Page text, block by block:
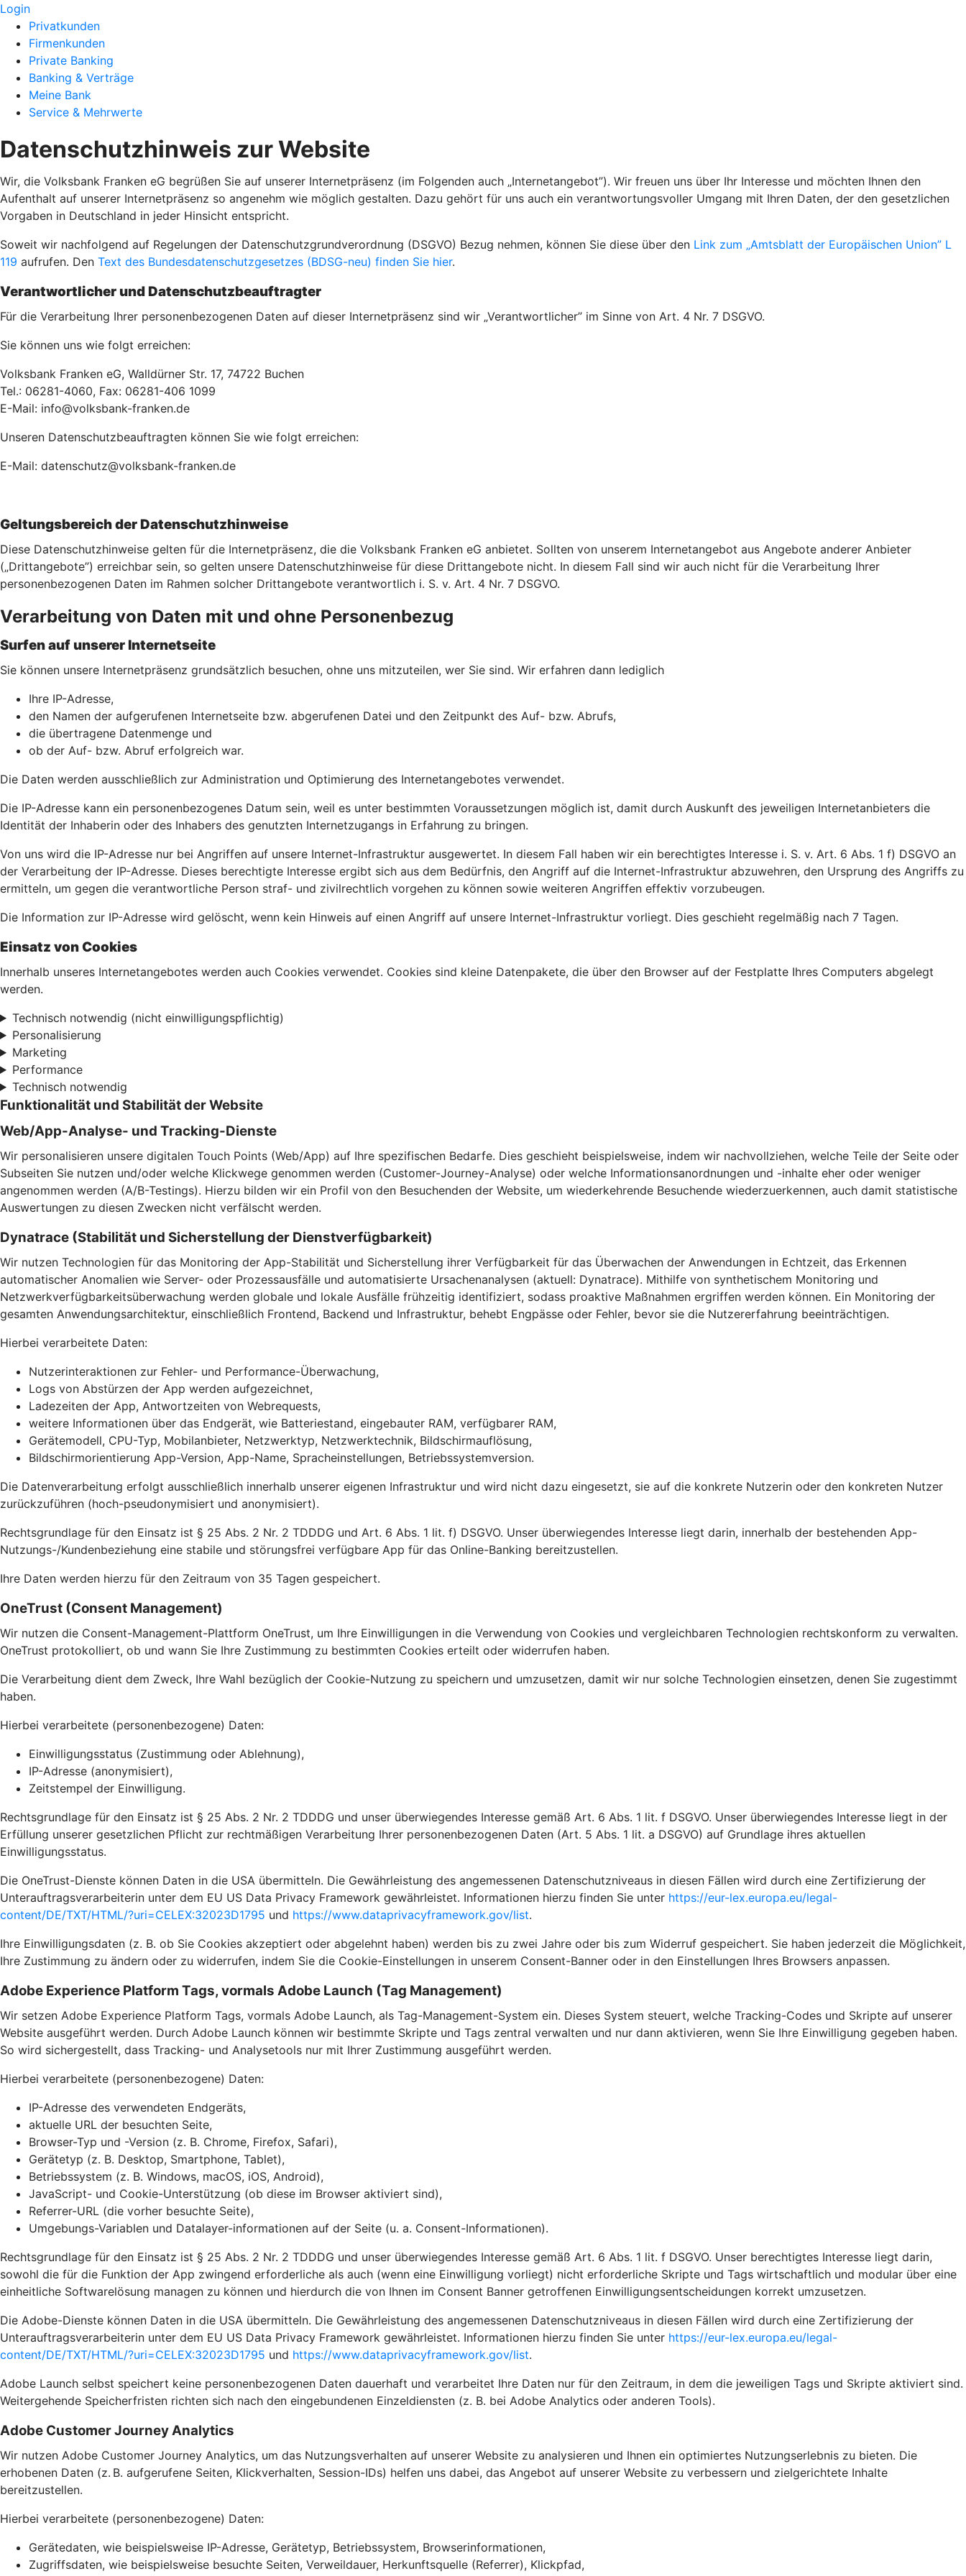
Login
Privatkunden
Firmenkunden
Private Banking
Banking & Verträge
Meine Bank
Service & Mehrwerte
Datenschutzhinweis zur Website
Wir, die Volksbank Franken eG begrüßen Sie auf unserer Internetpräsenz (im Folgenden auch „Internetangebot”). Wir freuen uns über Ihr Interesse und möchten Ihnen den
Aufenthalt auf unserer Internetpräsenz so angenehm wie möglich gestalten. Dazu gehört für uns auch ein verantwortungsvoller Umgang mit Ihren Daten, der den gesetzlichen
Vorgaben in Deutschland in jeder Hinsicht entspricht.
Soweit wir nachfolgend auf Regelungen der Datenschutzgrundverordnung (DSGVO) Bezug nehmen, können Sie diese über den Link zum „Amtsblatt der Europäischen Union” L
119 aufrufen. Den Text des Bundesdatenschutzgesetzes (BDSG-neu) finden Sie hier.
Verantwortlicher und Datenschutzbeauftragter
Für die Verarbeitung Ihrer personenbezogenen Daten auf dieser Internetpräsenz sind wir „Verantwortlicher” im Sinne von Art. 4 Nr. 7 DSGVO.
Sie können uns wie folgt erreichen:
Volksbank Franken eG, Walldürner Str. 17, 74722 Buchen
Tel.: 06281-4060, Fax: 06281-406 1099
E-Mail: info@volksbank-franken.de
Unseren Datenschutzbeauftragten können Sie wie folgt erreichen:
E-Mail: datenschutz@volksbank-franken.de
Geltungsbereich der Datenschutzhinweise
Diese Datenschutzhinweise gelten für die Internetpräsenz, die die Volksbank Franken eG anbietet. Sollten von unserem Internetangebot aus Angebote anderer Anbieter
(„Drittangebote”) erreichbar sein, so gelten unsere Datenschutzhinweise für diese Drittangebote nicht. In diesem Fall sind wir auch nicht für die Verarbeitung Ihrer
personenbezogenen Daten im Rahmen solcher Drittangebote verantwortlich i. S. v. Art. 4 Nr. 7 DSGVO.
Verarbeitung von Daten mit und ohne Personenbezug
Surfen auf unserer Internetseite
Sie können unsere Internetpräsenz grundsätzlich besuchen, ohne uns mitzuteilen, wer Sie sind. Wir erfahren dann lediglich
Ihre IP-Adresse,
den Namen der aufgerufenen Internetseite bzw. abgerufenen Datei und den Zeitpunkt des Auf- bzw. Abrufs,
die übertragene Datenmenge und
ob der Auf- bzw. Abruf erfolgreich war.
Die Daten werden ausschließlich zur Administration und Optimierung des Internetangebotes verwendet.
Die IP-Adresse kann ein personenbezogenes Datum sein, weil es unter bestimmten Voraussetzungen möglich ist, damit durch Auskunft des jeweiligen Internetanbieters die
Identität der Inhaberin oder des Inhabers des genutzten Internetzugangs in Erfahrung zu bringen.
Von uns wird die IP-Adresse nur bei Angriffen auf unsere Internet-Infrastruktur ausgewertet. In diesem Fall haben wir ein berechtigtes Interesse i. S. v. Art. 6 Abs. 1 f) DSGVO an
der Verarbeitung der IP-Adresse. Dieses berechtigte Interesse ergibt sich aus dem Bedürfnis, den Angriff auf die Internet-Infrastruktur abzuwehren, den Ursprung des Angriffs zu
ermitteln, um gegen die verantwortliche Person straf- und zivilrechtlich vorgehen zu können sowie weiteren Angriffen effektiv vorzubeugen.
Die Information zur IP-Adresse wird gelöscht, wenn kein Hinweis auf einen Angriff auf unsere Internet-Infrastruktur vorliegt. Dies geschieht regelmäßig nach 7 Tagen.
Einsatz von Cookies
Innerhalb unseres Internetangebotes werden auch Cookies verwendet. Cookies sind kleine Datenpakete, die über den Browser auf der Festplatte Ihres Computers abgelegt
werden.
Technisch notwendig (nicht einwilligungspflichtig)
Personalisierung
Marketing
Performance
Technisch notwendig
Funktionalität und Stabilität der Website
Web/App-Analyse- und Tracking-Dienste
Wir personalisieren unsere digitalen Touch Points (Web/App) auf Ihre spezifischen Bedarfe. Dies geschieht beispielsweise, indem wir nachvollziehen, welche Teile der Seite oder
Subseiten Sie nutzen und/oder welche Klickwege genommen werden (Customer-Journey-Analyse) oder welche Informationsanordnungen und -inhalte eher oder weniger
angenommen werden (A/B-Testings). Hierzu bilden wir ein Profil von den Besuchenden der Website, um wiederkehrende Besuchende wiederzuerkennen, auch damit statistische
Auswertungen zu diesen Zwecken nicht verfälscht werden.
Dynatrace (Stabilität und Sicherstellung der Dienstverfügbarkeit)
Wir nutzen Technologien für das Monitoring der App-Stabilität und Sicherstellung ihrer Verfügbarkeit für das Überwachen der Anwendungen in Echtzeit, das Erkennen
automatischer Anomalien wie Server- oder Prozessausfälle und automatisierte Ursachenanalysen (aktuell: Dynatrace). Mithilfe von synthetischem Monitoring und
Netzwerkverfügbarkeitsüberwachung werden globale und lokale Ausfälle frühzeitig identifiziert, sodass proaktive Maßnahmen ergriffen werden können. Ein Monitoring der
gesamten Anwendungsarchitektur, einschließlich Frontend, Backend und Infrastruktur, behebt Engpässe oder Fehler, bevor sie die Nutzererfahrung beeinträchtigen.
Hierbei verarbeitete Daten:
Nutzerinteraktionen zur Fehler- und Performance-Überwachung,
Logs von Abstürzen der App werden aufgezeichnet,
Ladezeiten der App, Antwortzeiten von Webrequests,
weitere Informationen über das Endgerät, wie Batteriestand, eingebauter RAM, verfügbarer RAM,
Gerätemodell, CPU-Typ, Mobilanbieter, Netzwerktyp, Netzwerktechnik, Bildschirmauflösung,
Bildschirmorientierung App-Version, App-Name, Spracheinstellungen, Betriebssystemversion.
Die Datenverarbeitung erfolgt ausschließlich innerhalb unserer eigenen Infrastruktur und wird nicht dazu eingesetzt, sie auf die konkrete Nutzerin oder den konkreten Nutzer
zurückzuführen (hoch-pseudonymisiert und anonymisiert).
Rechtsgrundlage für den Einsatz ist § 25 Abs. 2 Nr. 2 TDDDG und Art. 6 Abs. 1 lit. f) DSGVO. Unser überwiegendes Interesse liegt darin, innerhalb der bestehenden App-
Nutzungs-/Kundenbeziehung eine stabile und störungsfrei verfügbare App für das Online-Banking bereitzustellen.
Ihre Daten werden hierzu für den Zeitraum von 35 Tagen gespeichert.
OneTrust (Consent Management)
Wir nutzen die Consent-Management-Plattform OneTrust, um Ihre Einwilligungen in die Verwendung von Cookies und vergleichbaren Technologien rechtskonform zu verwalten.
OneTrust protokolliert, ob und wann Sie Ihre Zustimmung zu bestimmten Cookies erteilt oder widerrufen haben.
Die Verarbeitung dient dem Zweck, Ihre Wahl bezüglich der Cookie-Nutzung zu speichern und umzusetzen, damit wir nur solche Technologien einsetzen, denen Sie zugestimmt
haben.
Hierbei verarbeitete (personenbezogene) Daten:
Einwilligungsstatus (Zustimmung oder Ablehnung),
IP-Adresse (anonymisiert),
Zeitstempel der Einwilligung.
Rechtsgrundlage für den Einsatz ist § 25 Abs. 2 Nr. 2 TDDDG und unser überwiegendes Interesse gemäß Art. 6 Abs. 1 lit. f DSGVO. Unser überwiegendes Interesse liegt in der
Erfüllung unserer gesetzlichen Pflicht zur rechtmäßigen Verarbeitung Ihrer personenbezogenen Daten (Art. 5 Abs. 1 lit. a DSGVO) auf Grundlage ihres aktuellen
Einwilligungsstatus.
Die OneTrust-Dienste können Daten in die USA übermitteln. Die Gewährleistung des angemessenen Datenschutzniveaus in diesen Fällen wird durch eine Zertifizierung der
Unterauftragsverarbeiterin unter dem EU US Data Privacy Framework gewährleistet. Informationen hierzu finden Sie unter https://eur-lex.europa.eu/legal-
content/DE/TXT/HTML/?uri=CELEX:32023D1795 und https://www.dataprivacyframework.gov/list.
Ihre Einwilligungsdaten (z. B. ob Sie Cookies akzeptiert oder abgelehnt haben) werden bis zu zwei Jahre oder bis zum Widerruf gespeichert. Sie haben jederzeit die Möglichkeit,
Ihre Zustimmung zu ändern oder zu widerrufen, indem Sie die Cookie-Einstellungen in unserem Consent-Banner oder in den Einstellungen Ihres Browsers anpassen.
Adobe Experience Platform Tags, vormals Adobe Launch (Tag Management)
Wir setzen Adobe Experience Platform Tags, vormals Adobe Launch, als Tag-Management-System ein. Dieses System steuert, welche Tracking-Codes und Skripte auf unserer
Website ausgeführt werden. Durch Adobe Launch können wir bestimmte Skripte und Tags zentral verwalten und nur dann aktivieren, wenn Sie Ihre Einwilligung gegeben haben.
So wird sichergestellt, dass Tracking- und Analysetools nur mit Ihrer Zustimmung ausgeführt werden.
Hierbei verarbeitete (personenbezogene) Daten:
IP-Adresse des verwendeten Endgeräts,
aktuelle URL der besuchten Seite,
Browser-Typ und -Version (z. B. Chrome, Firefox, Safari),
Gerätetyp (z. B. Desktop, Smartphone, Tablet),
Betriebssystem (z. B. Windows, macOS, iOS, Android),
JavaScript- und Cookie-Unterstützung (ob diese im Browser aktiviert sind),
Referrer-URL (die vorher besuchte Seite),
Umgebungs-Variablen und Datalayer-informationen auf der Seite (u. a. Consent-Informationen).
Rechtsgrundlage für den Einsatz ist § 25 Abs. 2 Nr. 2 TDDDG und unser überwiegendes Interesse gemäß Art. 6 Abs. 1 lit. f DSGVO. Unser berechtigtes Interesse liegt darin,
sowohl die für die Funktion der App zwingend erforderliche als auch (wenn eine Einwilligung vorliegt) nicht erforderliche Skripte und Tags wirtschaftlich und modular über eine
einheitliche Softwarelösung managen zu können und hierdurch die von Ihnen im Consent Banner getroffenen Einwilligungsentscheidungen korrekt umzusetzen.
Die Adobe-Dienste können Daten in die USA übermitteln. Die Gewährleistung des angemessenen Datenschutzniveaus in diesen Fällen wird durch eine Zertifizierung der
Unterauftragsverarbeiterin unter dem EU US Data Privacy Framework gewährleistet. Informationen hierzu finden Sie unter https://eur-lex.europa.eu/legal-
content/DE/TXT/HTML/?uri=CELEX:32023D1795 und https://www.dataprivacyframework.gov/list.
Adobe Launch selbst speichert keine personenbezogenen Daten dauerhaft und verarbeitet Ihre Daten nur für den Zeitraum, in dem die jeweiligen Tags und Skripte aktiviert sind.
Weitergehende Speicherfristen richten sich nach den eingebundenen Einzeldiensten (z. B. bei Adobe Analytics oder anderen Tools).
Adobe Customer Journey Analytics
Wir nutzen Adobe Customer Journey Analytics, um das Nutzungsverhalten auf unserer Website zu analysieren und Ihnen ein optimiertes Nutzungserlebnis zu bieten. Die
erhobenen Daten (z. B. aufgerufene Seiten, Klickverhalten, Session-IDs) helfen uns dabei, das Angebot auf unserer Website zu verbessern und zielgerichtete Inhalte
bereitzustellen.
Hierbei verarbeitete (personenbezogene) Daten:
Gerätedaten, wie beispielsweise IP-Adresse, Gerätetyp, Betriebssystem, Browserinformationen,
Zugriffsdaten, wie beispielsweise besuchte Seiten, Verweildauer, Herkunftsquelle (Referrer), Klickpfad,